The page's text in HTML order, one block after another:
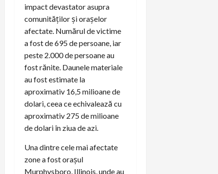
impact devastator asupra
comunităților și orașelor
afectate. Numărul de victime
a fost de 695 de persoane, iar
peste 2.000 de persoane au
fost rănite. Daunele materiale
au fost estimate la
aproximativ 16,5 milioane de
dolari, ceea ce echivalează cu
aproximativ 275 de milioane
de dolari în ziua de azi.
Una dintre cele mai afectate
zone a fost orașul
Murphysboro, Illinois, unde au